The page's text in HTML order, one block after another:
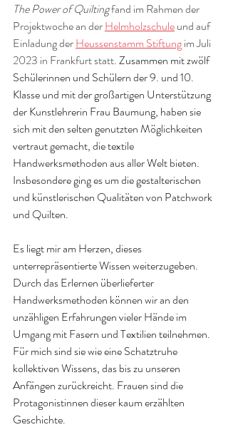
The Power of Quilting fand im Rahmen der
Projektwoche an der Helmholzschule und auf
Einladung der Heussenstamm Stiftung im Juli
2023 in Frankfurt statt. Zusammen mit zwölf
Schülerinnen und Schülern der 9. und 10.
Klasse und mit der großartigen Unterstützung
der Kunstlehrerin Frau Baumung, haben sie
sich mit den selten genutzten Möglichkeiten
vertraut gemacht, die textile
Handwerksmethoden aus aller Welt bieten.
Insbesondere ging es um die gestalterischen
und künstlerischen Qualitäten von Patchwork
und Quilten.
Es liegt mir am Herzen, dieses
unterrepräsentierte Wissen weiterzugeben.
Durch das Erlernen überlieferter
Handwerksmethoden können wir an den
unzähligen Erfahrungen vieler Hände im
Umgang mit Fasern und Textilien teilnehmen.
Für mich sind sie wie eine Schatztruhe
kollektiven Wissens, das bis zu unseren
Anfängen zurückreicht. Frauen sind die
Protagonistinnen dieser kaum erzählten
Geschichte.